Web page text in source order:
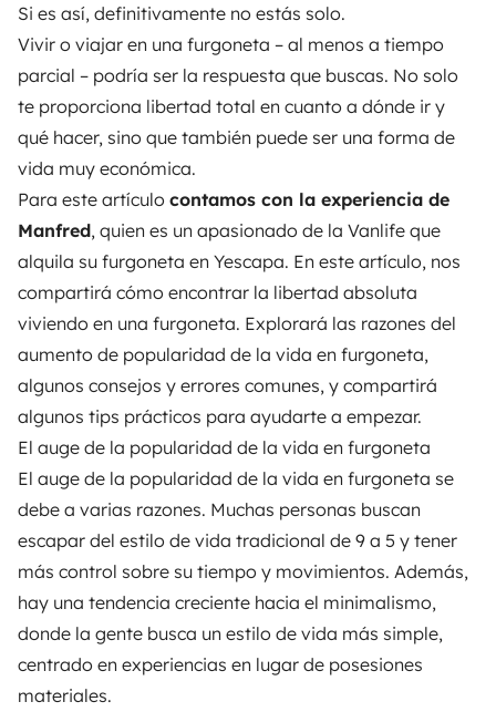
Si es así, definitivamente no estás solo.
Vivir o viajar en una furgoneta – al menos a tiempo
parcial – podría ser la respuesta que buscas. No solo
te proporciona libertad total en cuanto a dónde ir y
qué hacer, sino que también puede ser una forma de
vida muy económica.
Para este artículo contamos con la experiencia de
Manfred, quien es un apasionado de la Vanlife que
alquila su furgoneta en Yescapa. En este artículo, nos
compartirá cómo encontrar la libertad absoluta
viviendo en una furgoneta. Explorará las razones del
aumento de popularidad de la vida en furgoneta,
algunos consejos y errores comunes, y compartirá
algunos tips prácticos para ayudarte a empezar.
El auge de la popularidad de la vida en furgoneta
El auge de la popularidad de la vida en furgoneta se
debe a varias razones. Muchas personas buscan
escapar del estilo de vida tradicional de 9 a 5 y tener
más control sobre su tiempo y movimientos. Además,
hay una tendencia creciente hacia el minimalismo,
donde la gente busca un estilo de vida más simple,
centrado en experiencias en lugar de posesiones
materiales.